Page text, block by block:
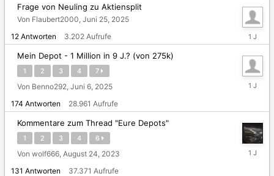
Frage von Neuling zu Aktiensplit
Von Flaubert2000, Juni 25, 2025
12 Antworten 3.202 Aufrufe
Juni
28,
2025
Mein Depot - 1 Million in 9 J.? (von 275k)
1 2 3 4 7
Von Benno292, Juni 6, 2025
174 Antworten 28.961 Aufrufe
Juni
Kommentare zum Thread "Eure Depots"
1 2 3 4 6
Von wolf666, August 24, 2023
131 Antworten 37.371 Aufrufe
Juni